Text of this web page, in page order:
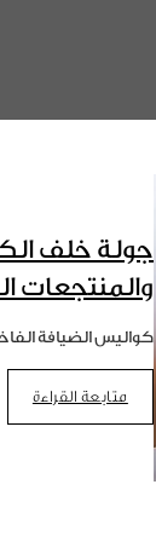
جولة خلف
والمنتجعات
كواليس الضيافة
متابعة القراءة